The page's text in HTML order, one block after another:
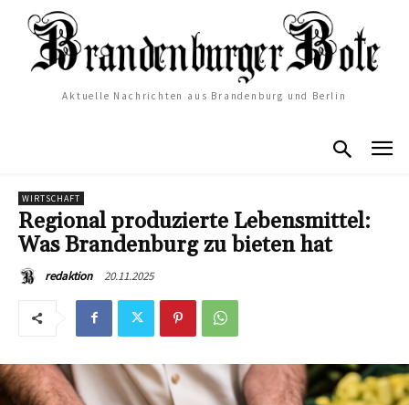
Aktuelle Nachrichten aus Brandenburg und Berlin
WIRTSCHAFT
Regional produzierte Lebensmittel:
Was Brandenburg zu bieten hat
redaktion 20.11.2025